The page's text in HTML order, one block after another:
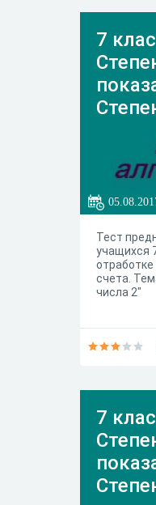
7
Тест
учащихся
отработке
счета.
числа 2"
7